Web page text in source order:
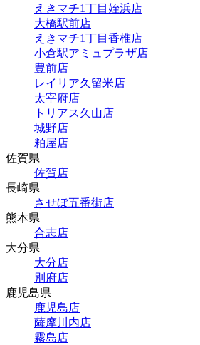
えきマチ1丁目姪浜店
大橋駅前店
えきマチ1丁目香椎店
小倉駅アミュプラザ店
豊前店
レイリア久留米店
太宰府店
トリアス久山店
城野店
粕屋店
佐賀県
佐賀店
長崎県
させぼ五番街店
熊本県
合志店
大分県
大分店
別府店
鹿児島県
鹿児島店
薩摩川内店
霧島店